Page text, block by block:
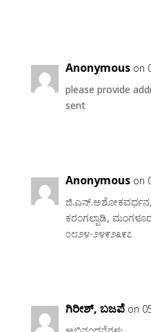
Anonymous on
please provide
sent
Anonymous on
ಕರಂಗಲ್ಪಾಡಿ,
೦೮೨೪-೨೪೯೨೩೯೭
ಗಿರೀಶ್, ಬಜಪೆ on